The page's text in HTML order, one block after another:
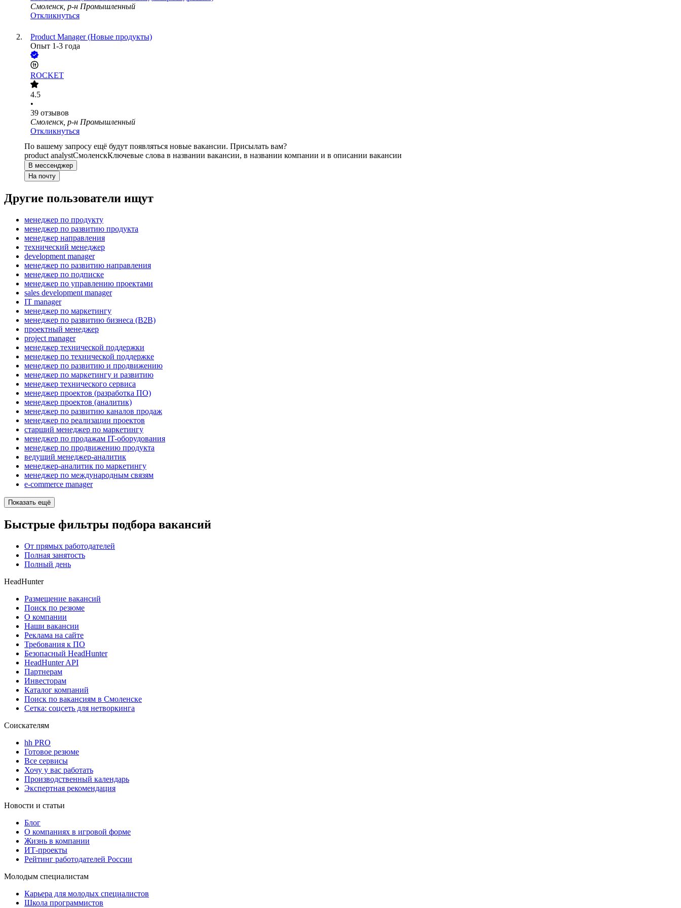
Смоленск, р-н Промышленный
Откликнуться
Product Manager (Новые продукты)
Опыт 1-3 года
ROCKET
4.5
•
39 отзывов
Смоленск, р-н Промышленный
Откликнуться
По вашему запросу ещё будут появляться новые вакансии. Присылать вам?
product analystСмоленскКлючевые слова в названии вакансии, в названии компании и в описании вакансии
В мессенджер
На почту
Другие пользователи ищут
менеджер по продукту
менеджер по развитию продукта
менеджер направления
технический менеджер
development manager
менеджер по развитию направления
менеджер по подписке
менеджер по управлению проектами
sales development manager
IT manager
менеджер по маркетингу
менеджер по развитию бизнеса (B2B)
проектный менеджер
project manager
менеджер технической поддержки
менеджер по технической поддержке
менеджер по развитию и продвижению
менеджер по маркетингу и развитию
менеджер технического сервиса
менеджер проектов (разработка ПО)
менеджер проектов (аналитик)
менеджер по развитию каналов продаж
менеджер по реализации проектов
старший менеджер по маркетингу
менеджер по продажам IT-оборудования
менеджер по продвижению продукта
ведущий менеджер-аналитик
менеджер-аналитик по маркетингу
менеджер по международным связям
e-commerce manager
Показать ещё
Быстрые фильтры подбора вакансий
От прямых работодателей
Полная занятость
Полный день
HeadHunter
Размещение вакансий
Поиск по резюме
О компании
Наши вакансии
Реклама на сайте
Требования к ПО
Безопасный HeadHunter
HeadHunter API
Партнерам
Инвесторам
Каталог компаний
Поиск по вакансиям в Смоленске
Сетка: соцсеть для нетворкинга
Соискателям
hh PRO
Готовое резюме
Все сервисы
Хочу у вас работать
Производственный календарь
Экспертная рекомендация
Новости и статьи
Блог
О компаниях в игровой форме
Жизнь в компании
ИТ-проекты
Рейтинг работодателей России
Молодым специалистам
Карьера для молодых специалистов
Школа программистов